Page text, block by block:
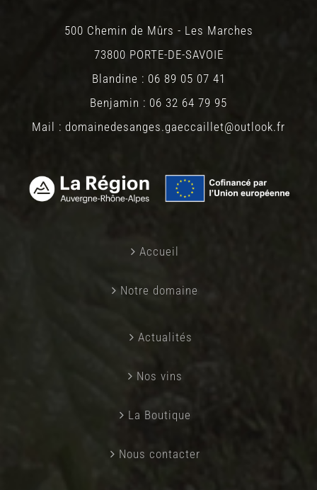
500 Chemin de Mûrs - Les Marches
73800 PORTE-DE-SAVOIE
Blandine : 06 89 05 07 41
Benjamin : 06 32 64 79 95
Mail : domainedesanges.gaeccaillet@outlook.fr
Accueil
Notre domaine
Actualités
Nos vins
La Boutique
Nous contacter